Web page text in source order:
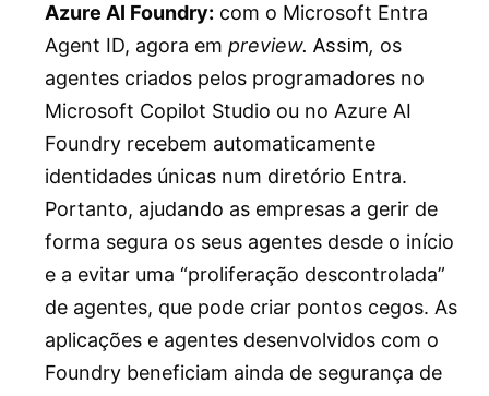
Azure AI Foundry: com o Microsoft Entra
Agent ID, agora em preview. Assim, os
agentes criados pelos programadores no
Microsoft Copilot Studio ou no Azure AI
Foundry recebem automaticamente
identidades únicas num diretório Entra.
Portanto, ajudando as empresas a gerir de
forma segura os seus agentes desde o início
e a evitar uma “proliferação descontrolada”
de agentes, que pode criar pontos cegos. As
aplicações e agentes desenvolvidos com o
Foundry beneficiam ainda de segurança de